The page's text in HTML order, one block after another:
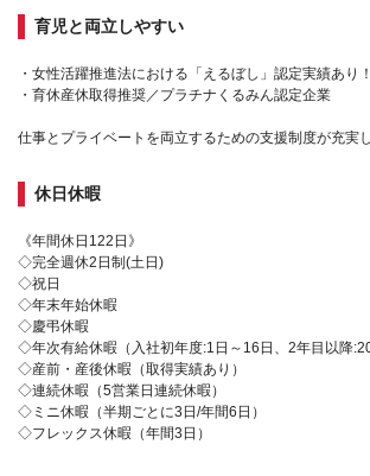
育児と両立しやすい
・女性活躍推進法における「えるぼし」認定実績あり！
・育休産休取得推奨／プラチナくるみん認定企業
仕事とプライベートを両立するための支援制度が充実
休日休暇
《年間休日122日》
◇完全週休2日制(土日)
◇祝日
◇年末年始休暇
◇慶弔休暇
◇年次有給休暇（入社初年度:1日～16日、2年目以降:20
◇産前・産後休暇（取得実績あり）
◇連続休暇（5営業日連続休暇）
◇ミニ休暇（半期ごとに3日/年間6日）
◇フレックス休暇（年間3日）